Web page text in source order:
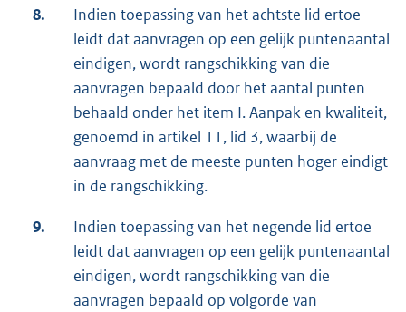
8.
Indien toepassing van het achtste lid ertoe
leidt dat aanvragen op een gelijk puntenaantal
eindigen, wordt rangschikking van die
aanvragen bepaald door het aantal punten
behaald onder het item I. Aanpak en kwaliteit,
genoemd in artikel 11, lid 3, waarbij de
aanvraag met de meeste punten hoger eindigt
in de rangschikking.
9.
Indien toepassing van het negende lid ertoe
leidt dat aanvragen op een gelijk puntenaantal
eindigen, wordt rangschikking van die
aanvragen bepaald op volgorde van